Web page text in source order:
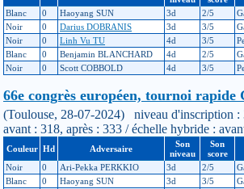
Blanc
0 Haoyang SUN 3d 2/5
Noir
0 Darius DOBRANIS 3d 3/5
Noir
0 Linh Vu TU 4d 3/5
Blanc
0 Benjamin BLANCHARD 4d 2/5
Noir
0 Scott COBBOLD 4d 3/5
66e congrès européen, tournoi rapide
(Toulouse, 28-07-2024) niveau d'inscription :
avant : 318, après : 333 / échelle hybride :
Couleur Hd Adversaire
Son
niveau
Son
score
Noir
0 Ari-Pekka PERKKIO 3d 2/5
Blanc
0 Haoyang SUN 3d 3/5